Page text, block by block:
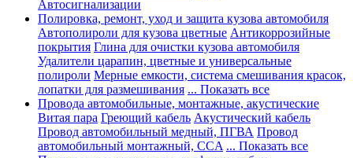
Автосигнализации
Полировка, ремонт, уход и защита кузова автомобиля
Автополироли для кузова цветные Антикоррозийные
покрытия Глина для очистки кузова автомобиля
Удалители царапин, цветные и универсальные
полироли Мерные емкости, система смешивания красок,
лопатки для размешивания ... Показать все
Провода автомобильные, монтажные, акустические
Витая пара Греющий кабель Акустический кабель
Провод автомобильный медный, ПГВА Провод
автомобильный монтажный, CCA ... Показать все